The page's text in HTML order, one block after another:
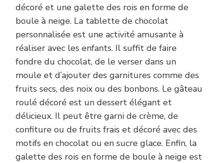
décoré et une galette des rois en forme de
boule à neige. La tablette de chocolat
personnalisée est une activité amusante à
réaliser avec les enfants. Il suffit de faire
fondre du chocolat, de le verser dans un
moule et d’ajouter des garnitures comme des
fruits secs, des noix ou des bonbons. Le gâteau
roulé décoré est un dessert élégant et
délicieux. Il peut être garni de crème, de
confiture ou de fruits frais et décoré avec des
motifs en chocolat ou en sucre glace. Enfin, la
galette des rois en forme de boule à neige est